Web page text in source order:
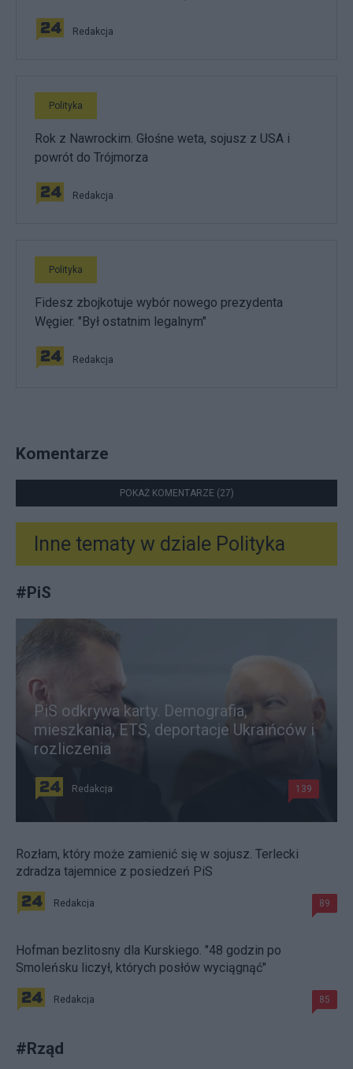
Redakcja
Polityka
Rok z Nawrockim. Głośne weta, sojusz z USA i
powrót do Trójmorza
Redakcja
Polityka
Fidesz zbojkotuje wybór nowego prezydenta
Węgier. "Był ostatnim legalnym"
Redakcja
Komentarze
POKAŻ KOMENTARZE (27)
Inne tematy w dziale Polityka
#PiS
PiS odkrywa karty. Demografia,
mieszkania, ETS, deportacje Ukraińców i
rozliczenia
Redakcja 139
Rozłam, który może zamienić się w sojusz. Terlecki
zdradza tajemnice z posiedzeń PiS
Redakcja 89
Hofman bezlitosny dla Kurskiego. "48 godzin po
Smoleńsku liczył, których posłów wyciągnąć"
Redakcja 85
#Rząd